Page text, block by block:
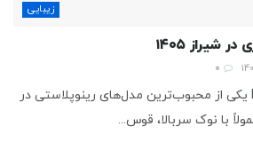
زیبایی
شیراز ۱۴۰۵
بینی فانتزی یا Doll Nose یکی از محبوب‌ترین مدل‌های رینوپلاستی در
با نوک سربالا، قوس...